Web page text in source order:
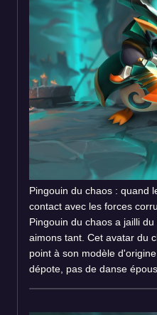
Pingouin du chaos : quand
contact avec les forces
Pingouin du chaos a jailli
aimons tant. Cet avatar du
point à son modèle
dépote, pas de danse